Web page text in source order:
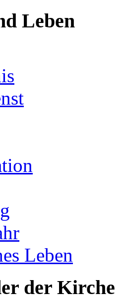
Leben
Leben
der Kirche